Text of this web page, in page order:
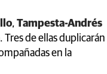
, Tampesta-Andrés
. Tres de ellas duplicarán
en la